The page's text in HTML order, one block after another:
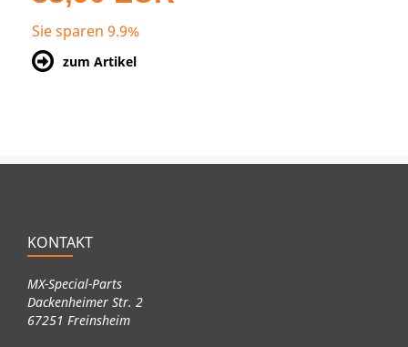
Sie sparen 9.9%
zum Artikel
KONTAKT
MX-Special-Parts
Dackenheimer Str. 2
67251 Freinsheim